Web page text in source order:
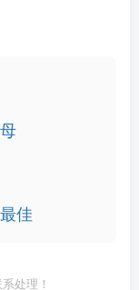
佳
处理！